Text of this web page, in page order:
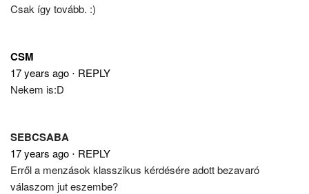
Csak így tovább. :)
CSM
17 years ago ⋅ REPLY
Nekem is:D
SEBCSABA
17 years ago ⋅ REPLY
Erről a menzások klasszikus kérdésére adott bezavaró
válaszom jut eszembe?